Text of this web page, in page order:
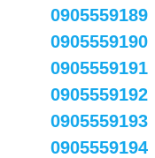
0905559189
0905559190
0905559191
0905559192
0905559193
0905559194